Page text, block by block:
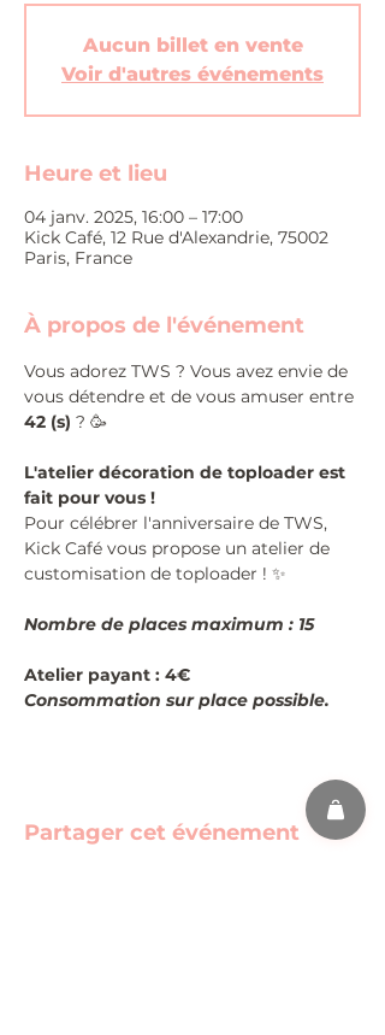
Aucun billet en vente
Voir d'autres événements
Heure et lieu
04 janv. 2025, 16:00 – 17:00
Kick Café, 12 Rue d'Alexandrie, 75002
Paris, France
À propos de l'événement
Vous adorez TWS ? Vous avez envie de
vous détendre et de vous amuser entre
42 (s) ? 🥳
L'atelier décoration de toploader est
fait pour vous !
Pour célébrer l'anniversaire de TWS,
Kick Café vous propose un atelier de
customisation de toploader ! ✨
Nombre de places maximum : 15
Atelier payant : 4€
Consommation sur place possible.
Partager cet événement